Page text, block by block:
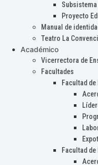
Subsistema
Proyecto
Manual de
Teatro La
Académico
Vicerrectora de
Facultades
Facultad
Facultad